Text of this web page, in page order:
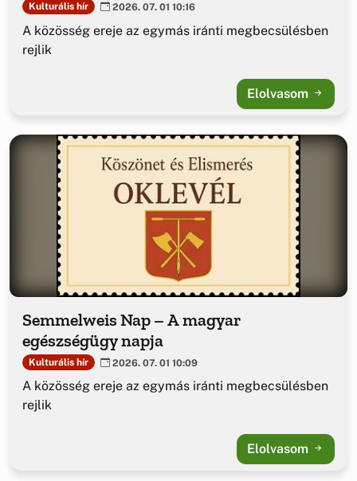
Kulturális hír 2026. 07. 01 10:16
A közösség ereje az egymás iránti megbecsülésben
rejlik
Elolvasom
Semmelweis Nap – A magyar
egészségügy napja
Kulturális hír 2026. 07. 01 10:09
A közösség ereje az egymás iránti megbecsülésben
rejlik
Elolvasom